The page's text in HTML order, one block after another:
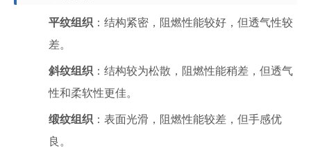
平纹组织 ：结构紧密，阻燃性能较好，但透气性较
差。
斜纹组织 ：结构较为松散，阻燃性能稍差，但透气
性和柔软性更佳。
缎纹组织 ：表面光滑，阻燃性能较差，但手感优
良。